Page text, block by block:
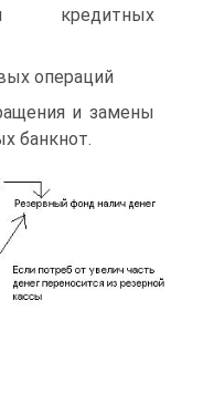
кредитных
операций
и замены
банкнот.